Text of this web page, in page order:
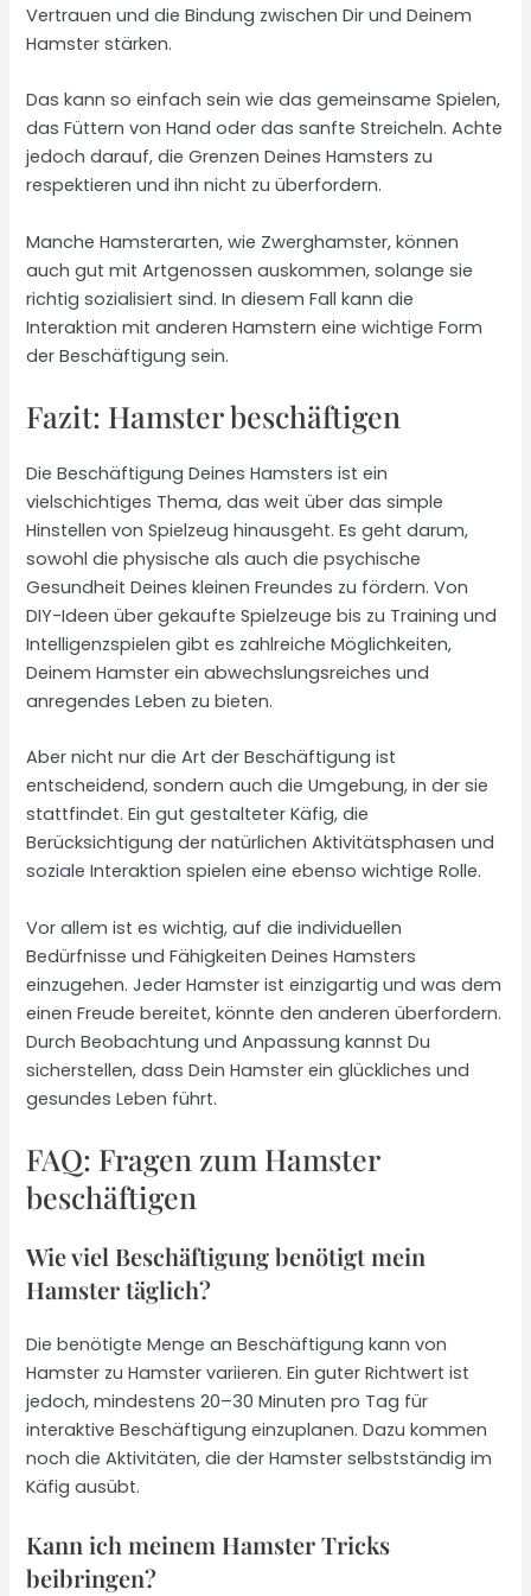
Vertrauen und die Bindung zwischen Dir und Deinem
Hamster stärken.
Das kann so einfach sein wie das gemeinsame Spielen,
das Füttern von Hand oder das sanfte Streicheln. Achte
jedoch darauf, die Grenzen Deines Hamsters zu
respektieren und ihn nicht zu überfordern.
Manche Hamsterarten, wie Zwerghamster, können
auch gut mit Artgenossen auskommen, solange sie
richtig sozialisiert sind. In diesem Fall kann die
Interaktion mit anderen Hamstern eine wichtige Form
der Beschäftigung sein.
Fazit: Hamster beschäftigen
Die Beschäftigung Deines Hamsters ist ein
vielschichtiges Thema, das weit über das simple
Hinstellen von Spielzeug hinausgeht. Es geht darum,
sowohl die physische als auch die psychische
Gesundheit Deines kleinen Freundes zu fördern. Von
DIY-Ideen über gekaufte Spielzeuge bis zu Training und
Intelligenzspielen gibt es zahlreiche Möglichkeiten,
Deinem Hamster ein abwechslungsreiches und
anregendes Leben zu bieten.
Aber nicht nur die Art der Beschäftigung ist
entscheidend, sondern auch die Umgebung, in der sie
stattfindet. Ein gut gestalteter Käfig, die
Berücksichtigung der natürlichen Aktivitätsphasen und
soziale Interaktion spielen eine ebenso wichtige Rolle.
Vor allem ist es wichtig, auf die individuellen
Bedürfnisse und Fähigkeiten Deines Hamsters
einzugehen. Jeder Hamster ist einzigartig und was dem
einen Freude bereitet, könnte den anderen überfordern.
Durch Beobachtung und Anpassung kannst Du
sicherstellen, dass Dein Hamster ein glückliches und
gesundes Leben führt.
FAQ: Fragen zum Hamster
beschäftigen
Wie viel Beschäftigung benötigt mein
Hamster täglich?
Die benötigte Menge an Beschäftigung kann von
Hamster zu Hamster variieren. Ein guter Richtwert ist
jedoch, mindestens 20–30 Minuten pro Tag für
interaktive Beschäftigung einzuplanen. Dazu kommen
noch die Aktivitäten, die der Hamster selbstständig im
Käfig ausübt.
Kann ich meinem Hamster Tricks
beibringen?